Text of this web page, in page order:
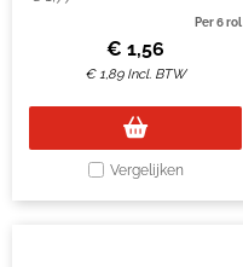
Per 6 rol
€ 1,56
€1,89 Incl. BTW
Vergelijken